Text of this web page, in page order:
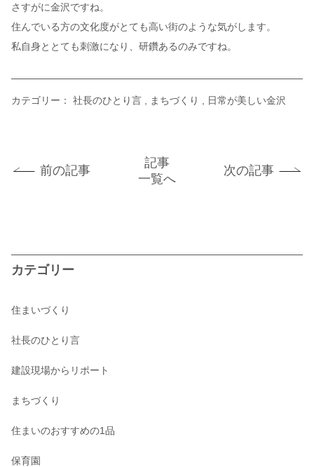
さすがに金沢ですね。
住んでいる方の文化度がとても高い街のような気がします。
私自身ととても刺激になり、研鑽あるのみですね。
カテゴリー： 社長のひとり言 まちづくり 日常が美しい金沢
前の記事
記事
一覧へ
次の記事
カテゴリー
住まいづくり
社長のひとり言
建設現場からリポート
まちづくり
住まいのおすすめの1品
保育園